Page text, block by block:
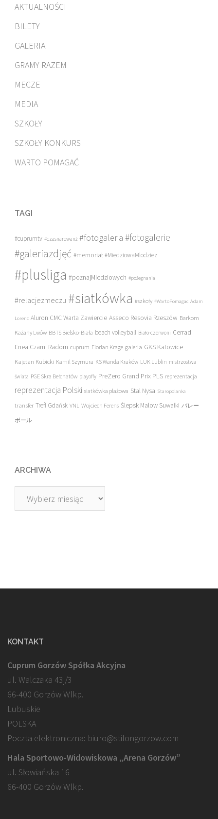
AKTUALNOŚCI
BILETY
GALERIA
GRAMY RAZEM
MECZE
MEDIA
SZKOŁY
SZKOŁY KONKURS
WARTO POMAGAĆ
TAGI
#cuprumtv #czasnarewanż #fotogaleria #fotogalerie
#galeriazdjęć #memoriał #MiedziowaMlodziez
#plusliga #poznajMiedziowych #pożegnania
#relacjezmeczu #siatkówka #szkoły #WartoPomagac Adam
Lorenc Aluron CMC Warta Zawiercie Asseco Resovia Rzeszów Barkom
Każany Lwów BBTS Bielsko-Biała beach volleyball Biało-czerwoni Cerrad
Enea Czarni Radom cuprum Florian Krage galeria GKS Katowice
Kajetan Kubicki Kamil Szymura KS Wanda Kraków LUK Lublin mistrzostwa
świata PGE Skra Bełchatów playoffy PreZero Grand Prix PLS reprezentacja
reprezentacja Polski siatkówka plażowa Stal Nysa Staropolanka
transfer Trefl Gdańsk VNL Wojciech Ferens Ślepsk Malow Suwałki バレー
ボール
ARCHIWA
Archiwa
KONTAKT
Cuprum Gorzów Spółka Akcyjna
ul. Walczaka 43j/3
66-400 Gorzów Wlkp.
Lubuskie
POLSKA
Poczta elektroniczna: biuro@stilongorzow.com
Hala Sportowo-Widowiskowa „Arena Gorzów”
ul. Słowiańska 16
66-400 Gorzów Wlkp.